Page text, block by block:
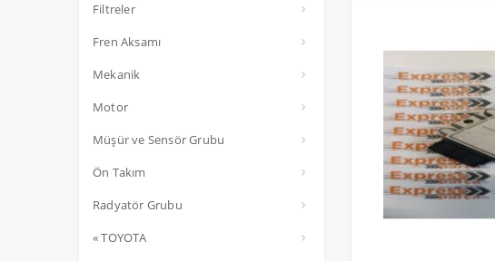
Filtreler
Fren Aksamı
Mekanik
Motor
Müşür ve Sensör Grubu
Ön Takım
Radyatör Grubu
« TOYOTA